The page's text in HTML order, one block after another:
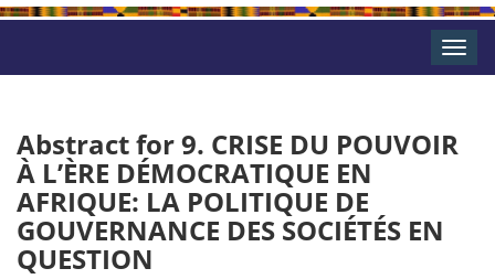
Toggle
Abstract for 9. CRISE DU POUVOIR
À L’ÈRE DÉMOCRATIQUE EN
AFRIQUE: LA POLITIQUE DE
GOUVERNANCE DES SOCIÉTÉS EN
QUESTION